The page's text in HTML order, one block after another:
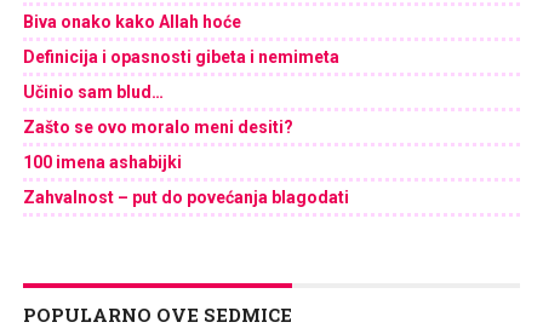
Biva onako kako Allah hoće
Definicija i opasnosti gibeta i nemimeta
Učinio sam blud…
Zašto se ovo moralo meni desiti?
100 imena ashabijki
Zahvalnost – put do povećanja blagodati
POPULARNO OVE SEDMICE